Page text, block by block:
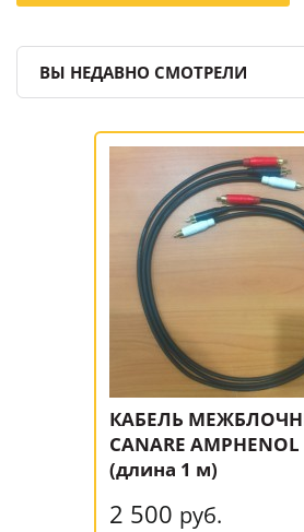
ВЫ НЕДАВНО СМОТРЕЛИ
КАБЕЛЬ
CANARE AMPHENOL
(длина 1 м)
2 500 руб.